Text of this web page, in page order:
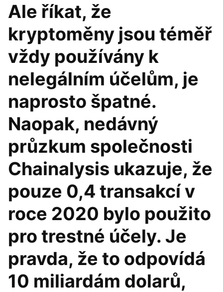
Ale říkat, že
kryptoměny jsou téměř
vždy používány k
nelegálním účelům, je
naprosto špatné.
Naopak, nedávný
průzkum společnosti
Chainalysis ukazuje, že
pouze 0,4 transakcí v
roce 2020 bylo použito
pro trestné účely. Je
pravda, že to odpovídá
10 miliardám dolarů,